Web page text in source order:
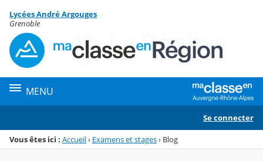
Menu de la rubrique
Contenu
Lycées André Argouges
Grenoble
MENU
Se connecter
Vous êtes ici : Accueil› Examens et stages› Blog